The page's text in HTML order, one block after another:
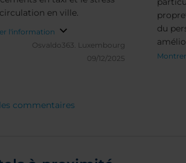
en ville.
l'information
Osvaldo363.
Luxembourg
09/12/2025
du
commentaires